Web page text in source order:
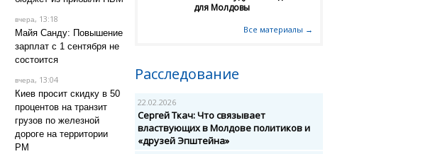
вчера, 13:18
Майя Санду: Повышение
зарплат с 1 сентября не
состоится
вчера, 13:04
Киев просит скидку в 50
процентов на транзит
грузов по железной
дороге на территории
РМ
для Молдовы
Все материалы →
Расследование
22.02.2026
Сергей Ткач: Что связывает
властвующих в Молдове политиков и
«друзей Эпштейна»